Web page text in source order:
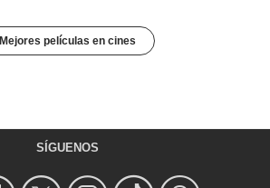
Mejores películas en cines
SÍGUENOS